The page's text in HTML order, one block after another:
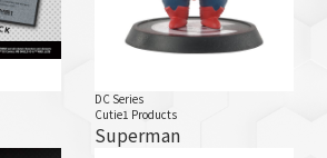
DC Series
Cutie1 Products
Superman